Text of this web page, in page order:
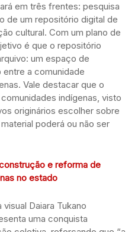
em três frentes: pesquisa
de um repositório digital de
cultural. Com um plano de
é que o repositório
um espaço de
a comunidade
Vale destacar que o
indígenas, visto
originários escolher sobre
poderá ou não ser
e reforma de
no estado
Daiara Tukano
uma conquista